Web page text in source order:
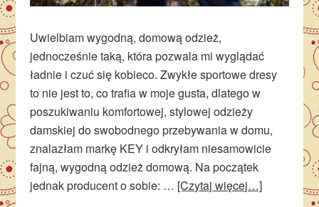
Uwielbiam wygodną, domową odzież,
jednocześnie taką, która pozwala mi wyglądać
ładnie i czuć się kobieco. Zwykłe sportowe dresy
to nie jest to, co trafia w moje gusta, dlatego w
poszukiwaniu komfortowej, stylowej odzieży
damskiej do swobodnego przebywania w domu,
znalazłam markę KEY i odkryłam niesamowicie
fajną, wygodną odzież domową. Na początek
jednak producent o sobie: … [Czytaj więcej…]